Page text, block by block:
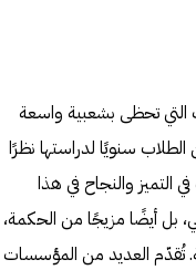
تحظى بشعبية واسعة
سنويًا لدراستها نظرًا
التميز والنجاح في هذا
بل أيضًا مزيجًا من الحكمة،
تُقدّم العديد من المؤسسات